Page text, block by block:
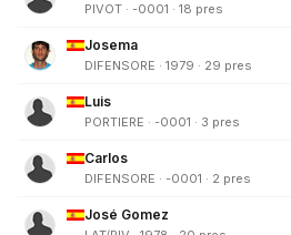
PIVOT · -0001 · 18 pres
Josema
DIFENSORE · 1979 · 29 pres
Luis
PORTIERE · -0001 · 3 pres
Carlos
DIFENSORE · -0001 · 2 pres
José Gomez